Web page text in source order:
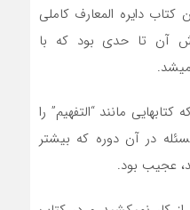
دایره المعارف کاملی
آن تا حدی بود که با
مانند “التفهیم” را
در آن دوره که بیشتر
عجیب بود.